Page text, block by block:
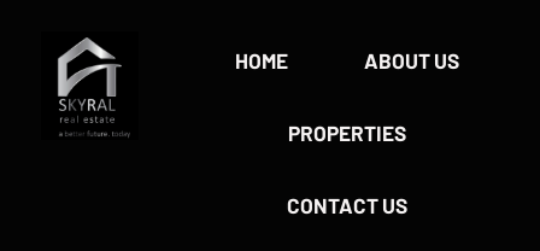
HOME ABOUT US
PROPERTIES
CONTACT US